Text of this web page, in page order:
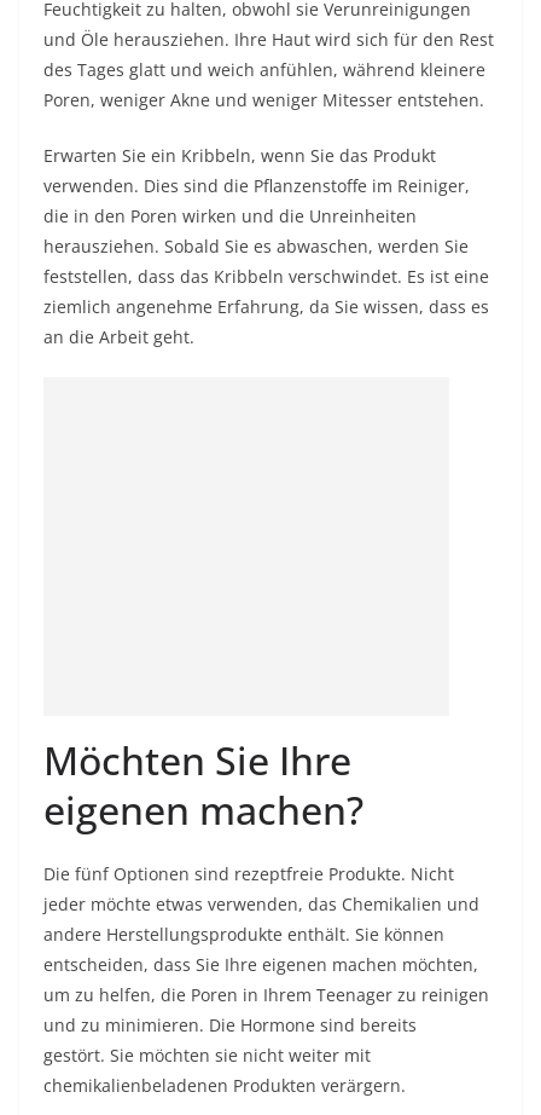
Feuchtigkeit zu halten, obwohl sie Verunreinigungen
und Öle herausziehen. Ihre Haut wird sich für den Rest
des Tages glatt und weich anfühlen, während kleinere
Poren, weniger Akne und weniger Mitesser entstehen.
Erwarten Sie ein Kribbeln, wenn Sie das Produkt
verwenden. Dies sind die Pflanzenstoffe im Reiniger,
die in den Poren wirken und die Unreinheiten
herausziehen. Sobald Sie es abwaschen, werden Sie
feststellen, dass das Kribbeln verschwindet. Es ist eine
ziemlich angenehme Erfahrung, da Sie wissen, dass es
an die Arbeit geht.
Möchten Sie Ihre
eigenen machen?
Die fünf Optionen sind rezeptfreie Produkte. Nicht
jeder möchte etwas verwenden, das Chemikalien und
andere Herstellungsprodukte enthält. Sie können
entscheiden, dass Sie Ihre eigenen machen möchten,
um zu helfen, die Poren in Ihrem Teenager zu reinigen
und zu minimieren. Die Hormone sind bereits
gestört. Sie möchten sie nicht weiter mit
chemikalienbeladenen Produkten verärgern.